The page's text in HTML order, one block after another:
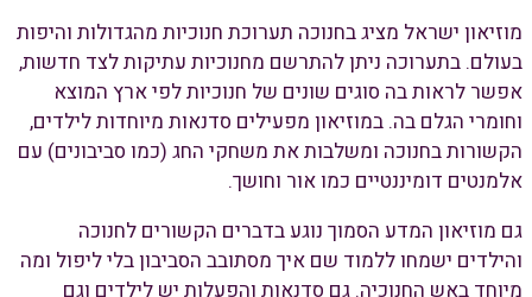
מוזיאון ישראל מציג בחנוכה תערוכת חנוכיות מהגדולות והיפות
בעולם. בתערוכה ניתן להתרשם מחנוכיות עתיקות לצד חדשות,
אפשר לראות בה סוגים שונים של חנוכיות לפי ארץ המוצא
וחומרי הגלם בה. במוזיאון מפעילים סדנאות מיוחדות לילדים,
הקשורות בחנוכה ומשלבות את משחקי החג (כמו סביבונים) עם
אלמנטים דומיננטיים כמו אור וחושך.
גם מוזיאון המדע הסמוך נוגע בדברים הקשורים לחנוכה
והילדים ישמחו ללמוד שם איך מסתובב הסביבון בלי ליפול ומה
מיוחד באש החנוכיה. גם סדנאות והפעלות יש לילדים וגם